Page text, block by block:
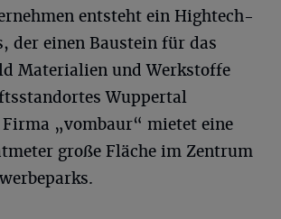
entsteht ein Hightech-
der einen Baustein für das
Materialien und Werkstoffe
Wuppertal
„vombaur“ mietet eine
große Fläche im Zentrum